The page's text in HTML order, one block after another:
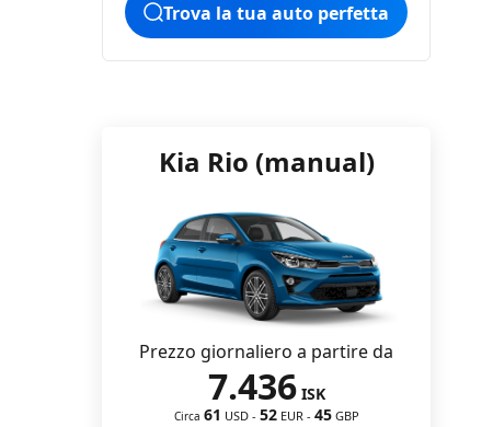
Trova la tua auto perfetta
Kia Rio (manual)
Prezzo giornaliero a partire da
7.436ISK
Circa 61 USD - 52EUR - 45GBP